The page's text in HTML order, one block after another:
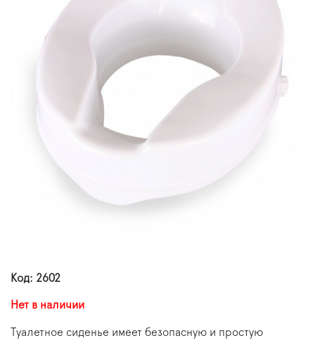
Код: 2602
Нет в наличии
Туалетное сиденье имеет безопасную и простую